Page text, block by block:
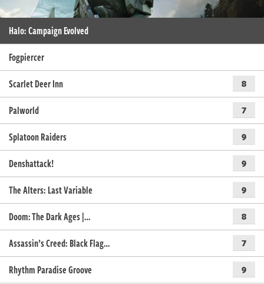
Halo: Campaign Evolved
Fogpiercer
Scarlet Deer Inn
8
Palworld 7
Splatoon Raiders 9
Denshattack! 9
The Alters: Last Variable 9
Doom: The Dark Ages |… 8
Assassin’s Creed: Black Flag… 7
Rhythm Paradise Groove 9